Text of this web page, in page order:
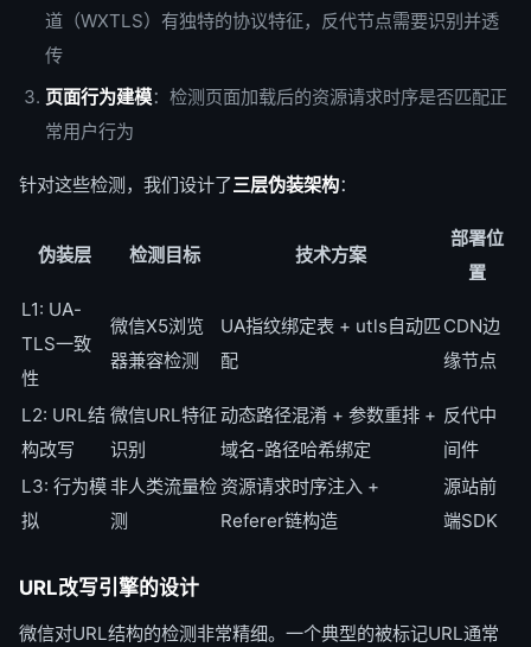
道（WXTLS）有独特的协议特征，反代节点需要识别并透
传
页面行为建模：检测页面加载后的资源请求时序是否匹配正
常用户行为
针对这些检测，我们设计了三层伪装架构：
伪装层 检测目标 技术方案
部署位
置
L1: UA-
TLS一致
性
微信X5浏览
器兼容检测
UA指纹绑定表 + utls自动匹
配
CDN边
缘节点
L2: URL结
构改写
微信URL特征
识别
动态路径混淆 + 参数重排 +
域名-路径哈希绑定
反代中
间件
L3: 行为模
拟
非人类流量检
测
资源请求时序注入 +
Referer链构造
源站前
端SDK
URL改写引擎的设计
微信对URL结构的检测非常精细。一个典型的被标记URL通常